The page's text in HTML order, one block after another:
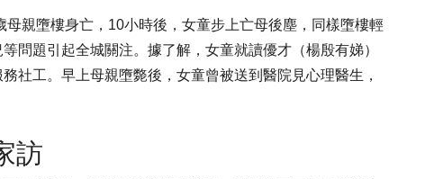
親墮樓身亡，10小時後，女童步上亡母後塵，同樣墮樓輕
問題引起全城關注。據了解，女童就讀優才（楊殷有娣）
社工。早上母親墮斃後，女童曾被送到醫院見心理醫生，
訪